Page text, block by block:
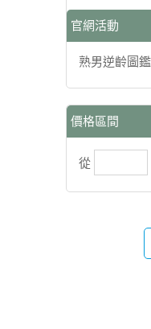
官網活動
熟男逆齡圖
價格區間
從